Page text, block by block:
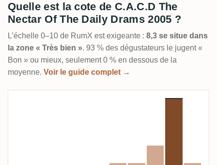
Quelle est la cote de C.A.C.D The
Nectar Of The Daily Drams 2005 ?
L’échelle 0–10 de RumX est exigeante : 8,3 se situe dans
la zone « Très bien ». 93 % des dégustateurs le jugent «
Bon » ou mieux, seulement 0 % en dessous de la
moyenne. Voir le guide complet →